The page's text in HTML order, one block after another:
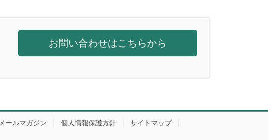
お問い合わせはこちらから
メールマガジン 個人情報保護方針 サイトマップ